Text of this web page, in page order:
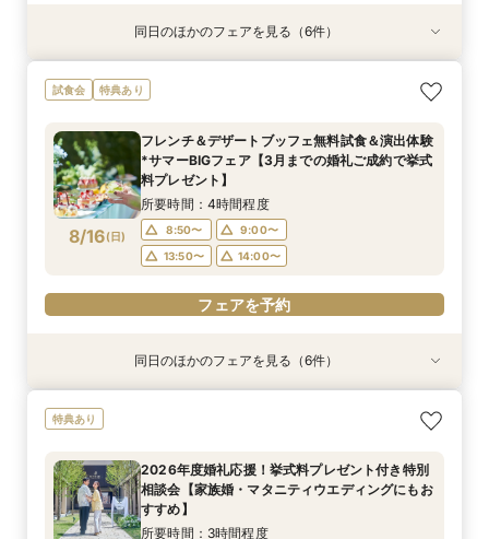
特典あり
8/15(土)
＼1件目来館特典／軽井沢リゾ婚ダンドリ相談×館
内見学ツア【110万円以上の挙式・披露宴で国内
所要時間：4時間程度
8:50〜
13:50〜
14:00〜
フェアを予約
8/15(土)
2026年度婚礼応援！挙式料プレゼント付き特別
相談会【家族婚・マタニティウエディングにもお
所要時間：3時間程度
10:00〜
フェアを予約
8/15(土)
【約60分】クイック見学会♪2つのチャペル見比
べ＆会場見学
9:00〜
10:00〜
14:00〜
フェアを予約
8/15(土)
【軽井沢 神前式相談フェア】水辺の独立型神殿
でリゾート和婚
10:00〜 14:00〜
フェアを予約
8/15(土)
【オンライン】映像でチャペル・会場見学＆見積
相談／仮予約OK
10:00〜
11:00〜
14:00〜
フェアを予約
8/15(土)
【品川サロン他】全国サロンでリゾート挙式相談
会～最短60分～
コンシェルジュデスク
所要時間：2時間程度
11:00〜
12:00〜
13:00〜
14:00〜
15:00〜
フェアを予約
同日のほかのフェアを見る（6件）
試食会 特典あり
8/16(日)
フレンチ＆デザートブッフェ無料試食＆演出体験
*サマーBIGフェア【3月までの婚礼ご成約で挙式
料プレゼント】
所要時間：4時間程度
8:50〜
9:00〜
13:50〜
14:00〜
フェアを予約
8/16(日)
2026年度婚礼応援！挙式料プレゼント付き特別
相談会【家族婚・マタニティウエディングにもお
所要時間：3時間程度
10:00〜
8/16(日)
【約60分】クイック見学会♪2つのチャペル見比
9:00〜
10:00〜
14:00〜
8/16(日)
【軽井沢 神前式相談フェア】水辺の独立型神殿
10:00〜 14:00〜
8/16(日)
【オンライン】映像でチャペル・会場見学＆見積
10:00〜
11:00〜
14:00〜
8/16(日)
【品川サロン他】全国サロンでリゾート挙式相談
コンシェルジュデスク
所要時間：2時間程度
11:00〜
12:00〜
特典あり
8/16(日)
＼1件目来館特典／軽井沢リゾ婚ダンドリ相談×館
所要時間：4時間程度
8:50〜
13:50〜
14:00〜
同日のほかのフェアを見る（6件）
特典あり
2026年度婚礼応援！挙式料プレゼント付き特別
相談会【家族婚・マタニティウエディングにもお
すすめ】
所要時間：3時間程度